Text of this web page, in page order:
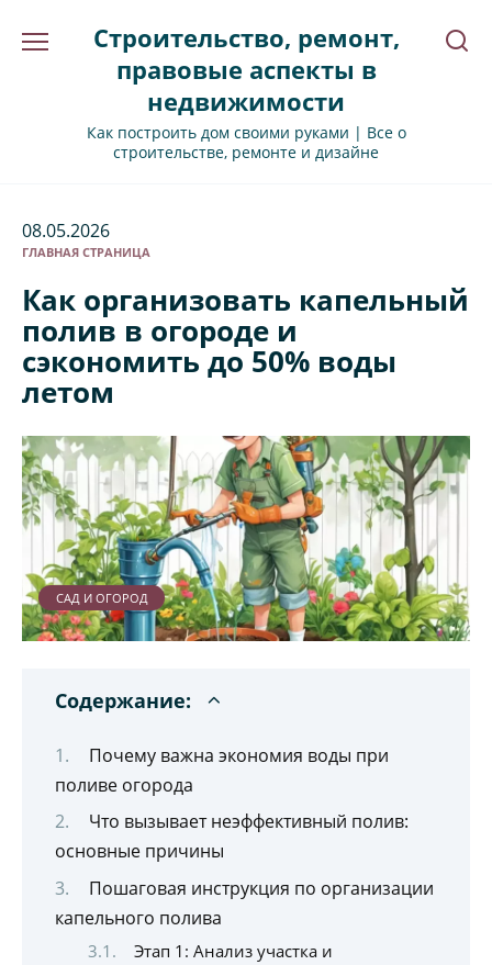
Строительство, ремонт,
правовые аспекты в
недвижимости
Как построить дом своими руками | Все о
строительстве, ремонте и дизайне
08.05.2026
ГЛАВНАЯ СТРАНИЦА
Как организовать капельный
полив в огороде и
сэкономить до 50% воды
летом
САД И ОГОРОД
Содержание:
Почему важна экономия воды при
поливе огорода
Что вызывает неэффективный полив:
основные причины
Пошаговая инструкция по организации
капельного полива
Этап 1: Анализ участка и